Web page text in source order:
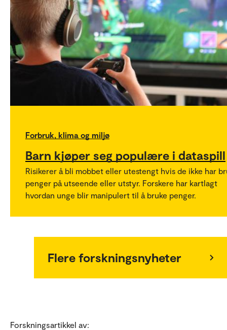
Forbruk, klima og miljø
Barn kjøper seg populære i dataspill
Risikerer å bli mobbet eller utestengt hvis de ikke har
penger på utseende eller utstyr. Forskere har kartlagt
hvordan unge blir manipulert til å bruke penger.
Flere forskningsnyheter
Forskningsartikkel av: